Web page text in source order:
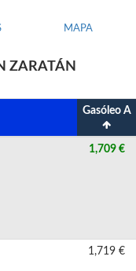
MAPA
ZARATÁN
Gasóleo A
1,709 €
1,719 €